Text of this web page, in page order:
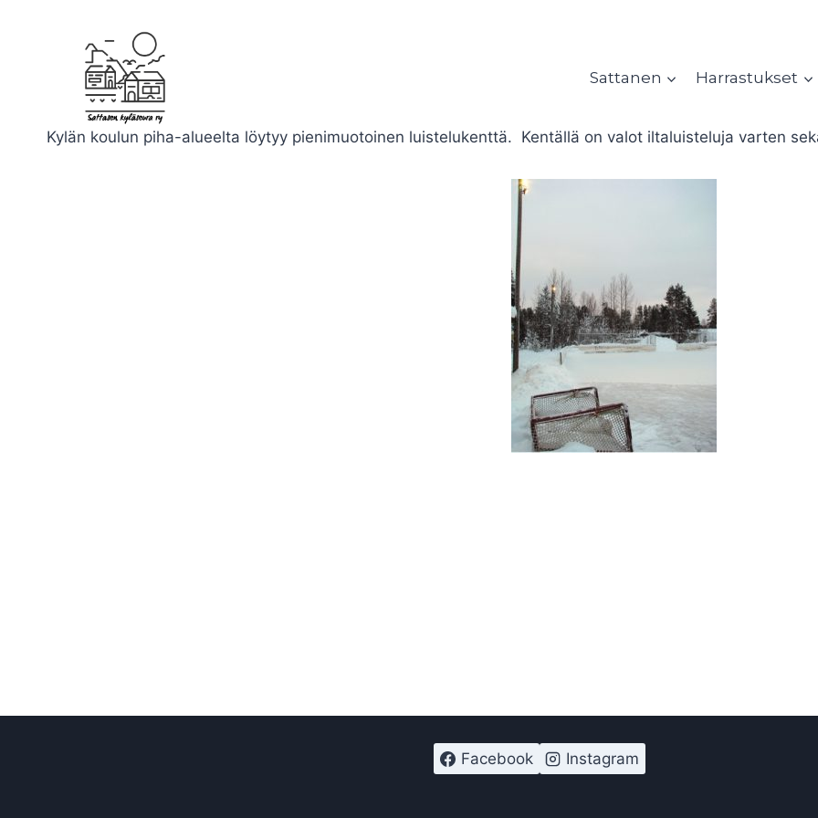
Sattanen Harrastukset
Kylän koulun piha-alueelta löytyy pienimuotoinen luistelukenttä. Kentällä on valot iltaluisteluja varten
Facebook Instagram